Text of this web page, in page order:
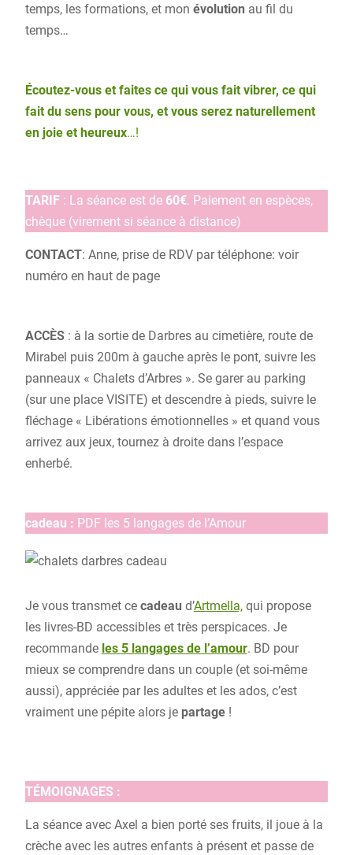
temps, les formations, et mon évolution au fil du
temps…
Écoutez-vous et faites ce qui vous fait vibrer, ce qui
fait du sens pour vous, et vous serez naturellement
en joie et heureux…!
TARIF : La séance est de 60€. Paiement en espèces,
chèque (virement si séance à distance)
CONTACT: Anne, prise de RDV par téléphone: voir
numéro en haut de page
ACCÈS : à la sortie de Darbres au cimetière, route de
Mirabel puis 200m à gauche après le pont, suivre les
panneaux « Chalets d’Arbres ». Se garer au parking
(sur une place VISITE) et descendre à pieds, suivre le
fléchage « Libérations émotionnelles » et quand vous
arrivez aux jeux, tournez à droite dans l’espace
enherbé.
cadeau : PDF les 5 langages de l’Amour
Je vous transmet ce cadeau d’Artmella,qui propose
les livres-BD accessibles et très perspicaces. Je
recommande les 5 langages de l’amour. BD pour
mieux se comprendre dans un couple (et soi-même
aussi), appréciée par les adultes et les ados, c’est
vraiment une pépite alors je partage!
TÉMOIGNAGES :
La séance avec Axel a bien porté ses fruits, il joue à la
crèche avec les autres enfants à présent et passe de